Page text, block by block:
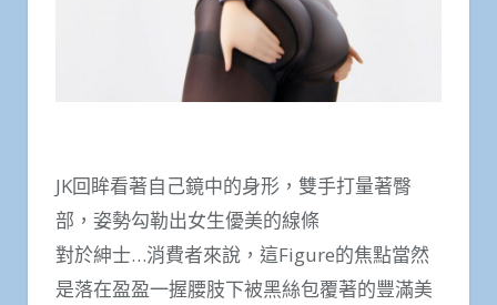
JK回眸看著自己鏡中的身形，雙手打量著臀
部，姿勢勾勒出女生優美的線條
對於紳士…消費者來說，這Figure的焦點當然
是落在盈盈一握腰肢下被黑絲包覆著的豐滿美